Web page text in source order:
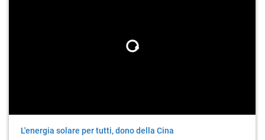
L'energia solare per tutti, dono della Cina